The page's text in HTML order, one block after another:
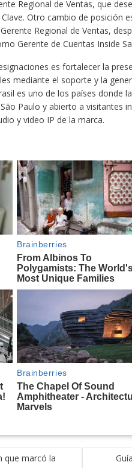
Regional de Ventas, que
Otro cambio de posición
Regional de Ventas,
Gerente de Cuentas Inside
es fortalecer la
mediante el soporte y la
es uno de los países donde
Paulo y abierto a visitantes
y video IP de la marca.
que marcó la